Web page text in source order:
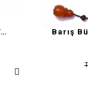
Karamel Tonlarında Usta İşçilikli Tesbih
Barış